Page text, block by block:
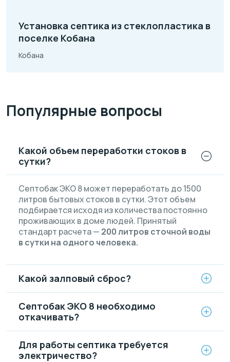
Установка септика из стеклопластика в
поселке Кобана
Кобана
Популярные вопросы
Какой объем переработки стоков в
сутки?
Септобак ЭКО 8 может переработать до 1500
литров бытовых стоков в сутки. Этот объем
подбирается исходя из количества постоянно
проживающих в доме людей. Принятый
стандарт расчета — 200 литров сточной воды
в сутки на одного человека.
Какой залповый сброс?
Септобак ЭКО 8 необходимо
откачивать?
Для работы септика требуется
электричество?